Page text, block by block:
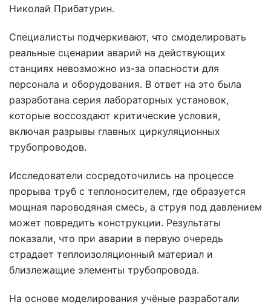
Николай Прибатурин.
Специалисты подчеркивают, что смоделировать
реальные сценарии аварий на действующих
станциях невозможно из-за опасности для
персонала и оборудования. В ответ на это была
разработана серия лабораторных установок,
которые воссоздают критические условия,
включая разрывы главных циркуляционных
трубопроводов.
Исследователи сосредоточились на процессе
прорыва труб с теплоносителем, где образуется
мощная пароводяная смесь, а струя под давлением
может повредить конструкции. Результаты
показали, что при аварии в первую очередь
страдает теплоизоляционный материал и
близлежащие элементы трубопровода.
На основе моделирования учёные разработали